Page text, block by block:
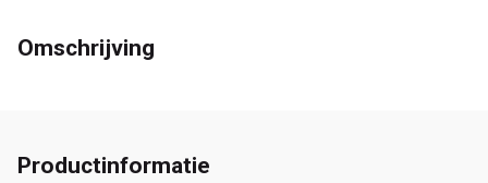
Omschrijving
Productinformatie